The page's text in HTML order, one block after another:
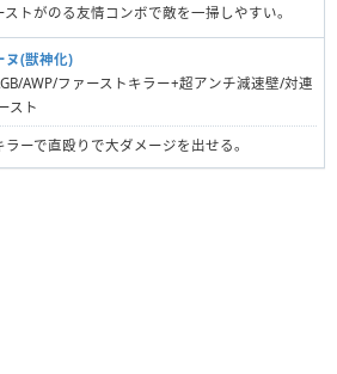
ストがのる友情コンボで敵を一掃しやすい。
ヌ(獣神化)
AWP/ファーストキラー+超アンチ減速壁/対連
スト
ラーで直殴りで大ダメージを出せる。